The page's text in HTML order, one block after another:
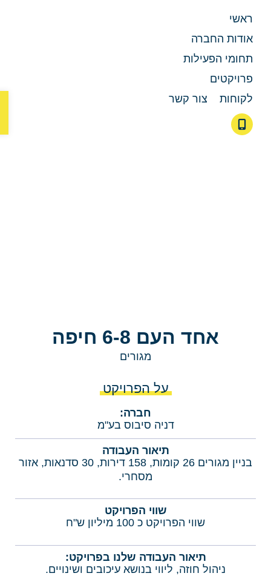
ראשי
אודות החברה
תחומי הפעילות
פרויקטים
לקוחות
צור קשר
אחד העם 6-8 חיפה
מגורים
על הפרויקט
חברה:
דניה סיבוס בע"מ
תיאור העבודה
בניין מגורים 26 קומות, 158 דירות, 30 סדנאות, אזור
מסחרי.
שווי הפרויקט
שווי הפרויקט כ 100 מיליון ש"ח
תיאור העבודה שלנו בפרויקט:
ניהול חוזה, ליווי בנושא עיכובים ושינויים.